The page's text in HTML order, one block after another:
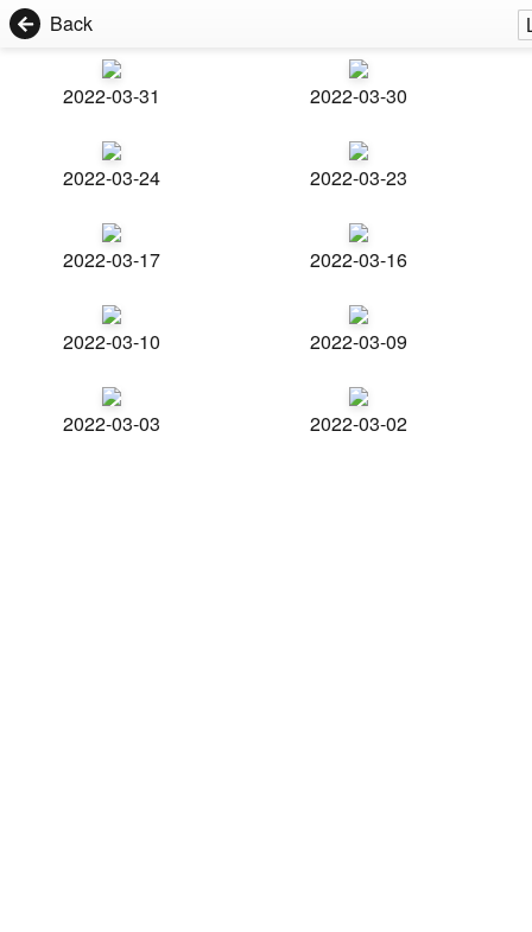
Back
2022-03-31 2022-03-30
2022-03-24 2022-03-23
2022-03-17 2022-03-16
2022-03-10 2022-03-09
2022-03-03 2022-03-02